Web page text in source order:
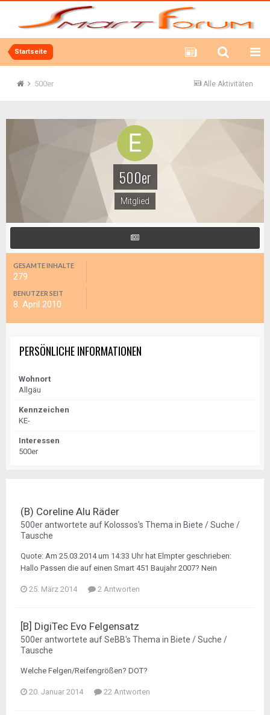
Startseite
Alle Aktivitäten
500er
500er
Mitglied
GESAMTE INHALTE
279
BENUTZER SEIT
8. April 2010
PERSÖNLICHE INFORMATIONEN
Wohnort
Allgäu
Kennzeichen
KE-
Interessen
500er
(B) Coreline Alu Räder
500erantwortete auf Kolossos's Thema in Biete / Suche /
Tausche
Quote: Am 25.03.2014 um 14:33 Uhr hat Elmpter geschrieben:
Hallo Passen die auf einen Smart 451 Baujahr 2007? Nein
25. März 2014 2 Antworten
[B] DigiTec Evo Felgensatz
500erantwortete aufSeBB's Thema in Biete / Suche /
Tausche
Welche Felgen/Reifengrößen? DOT?
20. Januar 2014 22 Antworten